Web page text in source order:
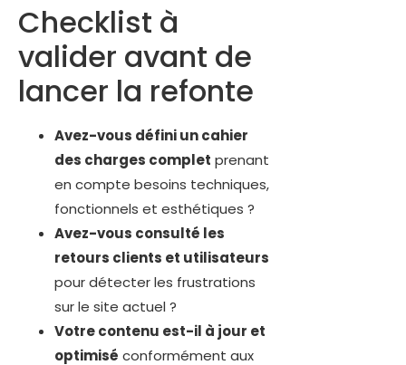
Checklist à
valider avant de
lancer la refonte
Avez-vous défini un cahier
des charges complet prenant
en compte besoins techniques,
fonctionnels et esthétiques ?
Avez-vous consulté les
retours clients et utilisateurs
pour détecter les frustrations
sur le site actuel ?
Votre contenu est-il à jour et
optimisé conformément aux